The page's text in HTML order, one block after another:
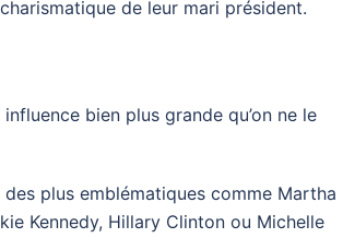
de leur mari président.
bien plus grande qu’on ne le
plus emblématiques comme Martha
Kennedy, Hillary Clinton ou Michelle